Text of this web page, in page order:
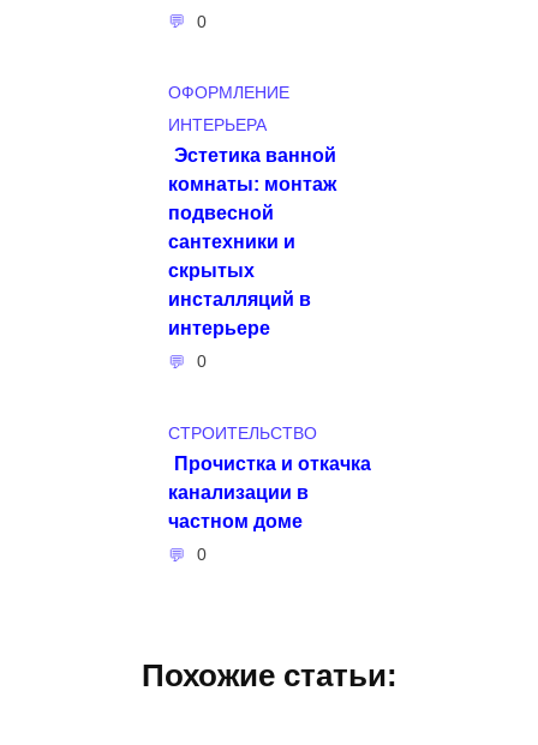
0
ОФОРМЛЕНИЕ
ИНТЕРЬЕРА
Эстетика ванной
комнаты: монтаж
подвесной
сантехники и
скрытых
инсталляций в
интерьере
0
СТРОИТЕЛЬСТВО
Прочистка и откачка
канализации в
частном доме
0
Похожие статьи: